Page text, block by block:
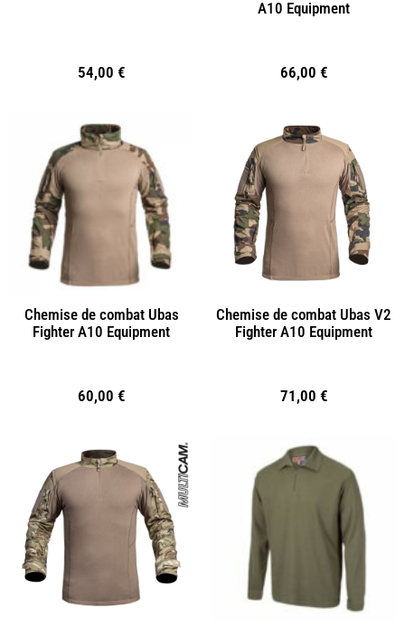
54,00 €
A10 Equipment
66,00 €
Chemise de combat Ubas
Fighter A10 Equipment
60,00 €
Chemise de combat Ubas V2
Fighter A10 Equipment
71,00 €